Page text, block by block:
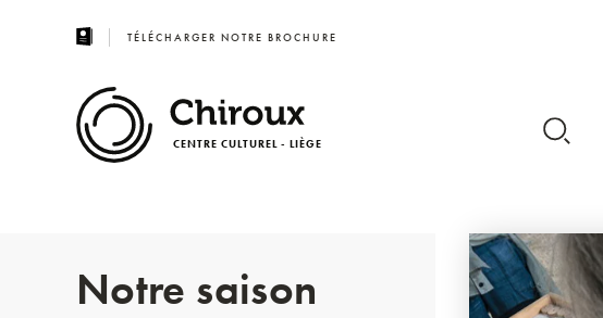
TÉLÉCHARGER NOTRE BROCHURE
CENTRE CULTUREL - LIÈGE
Notre saison